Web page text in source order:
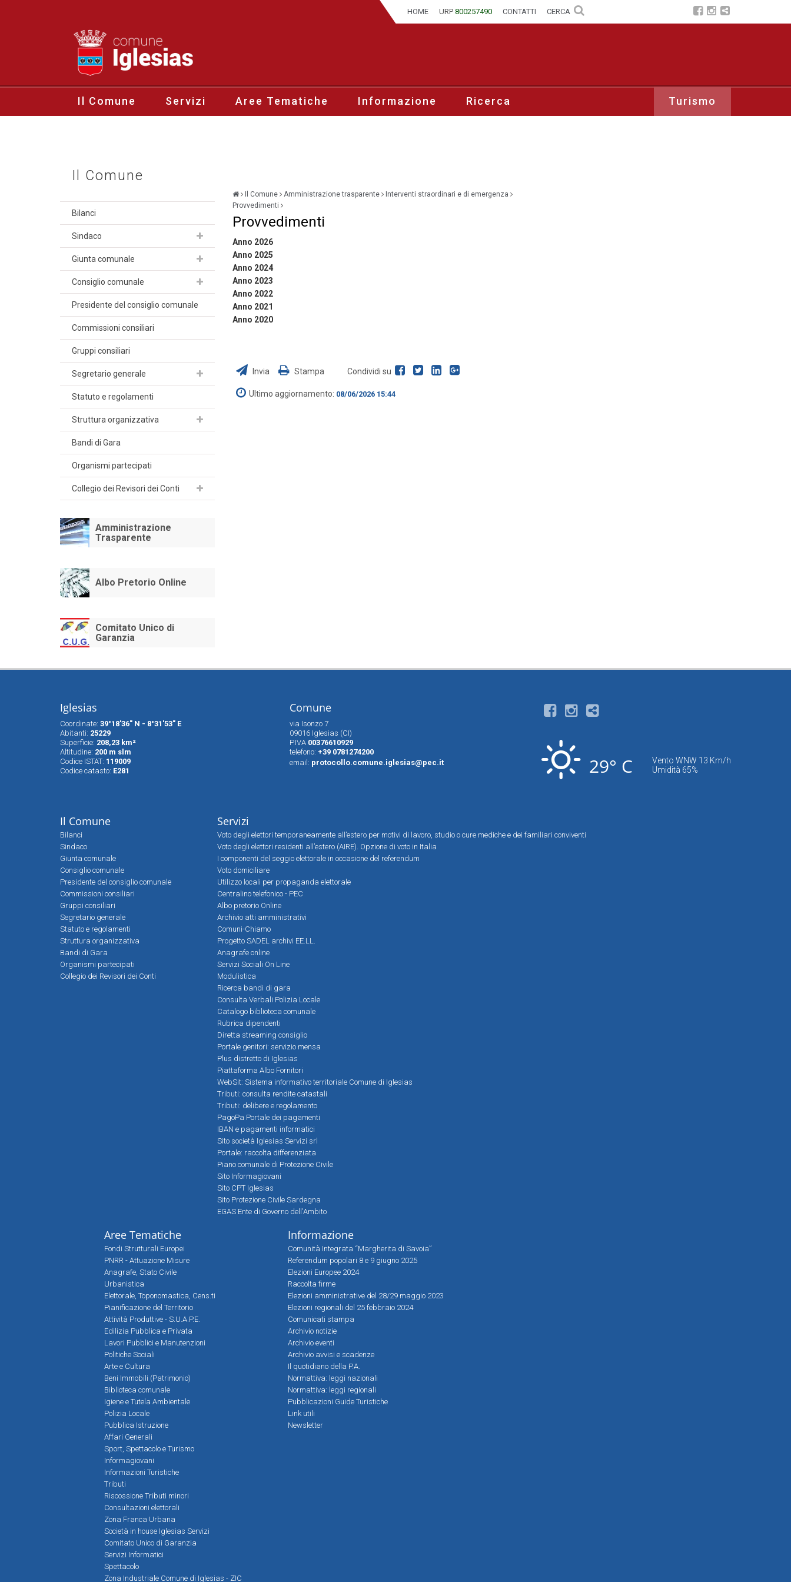
HOME URP 800257490 CONTATTI CERCA
Il Comune Servizi Aree Tematiche Informazione Turismo
Ricerca
Il Comune
Bilanci
Sindaco
Giunta comunale
Consiglio comunale
Presidente del consiglio comunale
Commissioni consiliari
Gruppi consiliari
Segretario generale
Statuto e regolamenti
Struttura organizzativa
Bandi di Gara
Organismi partecipati
Collegio dei Revisori dei Conti
Amministrazione
Trasparente
Albo Pretorio Online
Comitato Unico di
Garanzia
Il Comune Amministrazione trasparente
Interventi straordinari e di emergenza
Provvedimenti
Provvedimenti
Anno 2026
Anno 2025
Anno 2024
Anno 2023
Anno 2022
Anno 2021
Anno 2020
Invia Stampa Condividi su
Ultimo aggiornamento: 08/06/2026 15:44
Iglesias
Coordinate: 39°18'36" N - 8°31'53" E
Abitanti: 25229
Superfìcie: 208,23 km²
Altitudine: 200 m slm
Codice ISTAT: 119009
Codice catasto: E281
Comune
via Isonzo 7
09016 Iglesias (CI)
P.IVA 00376610929
telefono: +39 0781274200
email: protocollo.comune.iglesias@pec.it 29° C
Vento WNW 13 Km/h
Umidità 65%
Il Comune
Bilanci
Sindaco
Giunta comunale
Consiglio comunale
Presidente del consiglio comunale
Commissioni consiliari
Gruppi consiliari
Segretario generale
Statuto e regolamenti
Struttura organizzativa
Bandi di Gara
Organismi partecipati
Collegio dei Revisori dei Conti
Servizi
Voto degli elettori temporaneamente all’estero per motivi di lavoro, studio o cure mediche e dei familiari conviventi
Voto degli elettori residenti all’estero (AIRE). Opzione di voto in Italia
I componenti del seggio elettorale in occasione del referendum
Voto domiciliare
Utilizzo locali per propaganda elettorale
Centralino telefonico - PEC
Albo pretorio Online
Archivio atti amministrativi
Comuni-Chiamo
Progetto SADEL archivi EE.LL.
Anagrafe online
Servizi Sociali On Line
Modulistica
Ricerca bandi di gara
Consulta Verbali Polizia Locale
Catalogo biblioteca comunale
Rubrica dipendenti
Diretta streaming consiglio
Portale genitori: servizio mensa
Plus distretto di Iglesias
Piattaforma Albo Fornitori
WebSit: Sistema informativo territoriale Comune di Iglesias
Tributi: consulta rendite catastali
Tributi: delibere e regolamento
PagoPa Portale dei pagamenti
IBAN e pagamenti informatici
Sito società Iglesias Servizi srl
Portale: raccolta differenziata
Piano comunale di Protezione Civile
Sito Informagiovani
Sito CPT Iglesias
Sito Protezione Civile Sardegna
EGAS Ente di Governo dell'Ambito
Aree Tematiche
Fondi Strutturali Europei
PNRR - Attuazione Misure
Anagrafe, Stato Civile
Urbanistica
Elettorale, Toponomastica, Cens.ti
Pianificazione del Territorio
Attività Produttive - S.U.A.P.E.
Edilizia Pubblica e Privata
Lavori Pubblici e Manutenzioni
Politiche Sociali
Arte e Cultura
Beni Immobili (Patrimonio)
Biblioteca comunale
Igiene e Tutela Ambientale
Polizia Locale
Pubblica Istruzione
Affari Generali
Sport, Spettacolo e Turismo
Informagiovani
Informazioni Turistiche
Tributi
Riscossione Tributi minori
Consultazioni elettorali
Zona Franca Urbana
Società in house Iglesias Servizi
Comitato Unico di Garanzia
Servizi Informatici
Spettacolo
Zona Industriale Comune di Iglesias - ZIC
Informazione
Comunità Integrata “Margherita di Savoia”
Referendum popolari 8 e 9 giugno 2025
Elezioni Europee 2024
Raccolta firme
Elezioni amministrative del 28/29 maggio 2023
Elezioni regionali del 25 febbraio 2024
Comunicati stampa
Archivio notizie
Archivio eventi
Archivio avvisi e scadenze
Il quotidiano della P.A.
Normattiva: leggi nazionali
Normattiva: leggi regionali
Pubblicazioni Guide Turistiche
Link utili
Newsletter